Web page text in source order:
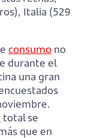
Italia (529
consumo no
durante el
una gran
total se
que en